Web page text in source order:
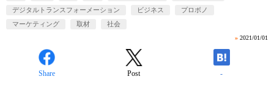
デジタルトランスフォーメーション
ビジネス
プロボノ
マーケティング
取材 社会
» 2021/01/01
Share Post -